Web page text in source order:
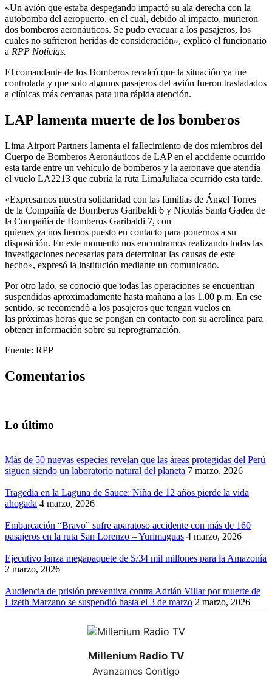
«Un avión que estaba despegando impactó su ala derecha con la
autobomba del aeropuerto, en el cual, debido al impacto, murieron
dos bomberos aeronáuticos. Se pudo evacuar a los pasajeros, los
cuales no sufrieron heridas de consideración», explicó el funcionario
a RPP Noticias.
El comandante de los Bomberos recalcó que la situación ya fue
controlada y que solo algunos pasajeros del avión fueron trasladados
a clínicas más cercanas para una rápida atención.
LAP lamenta muerte de los bomberos
Lima Airport Partners lamenta el fallecimiento de dos miembros del
Cuerpo de Bomberos Aeronáuticos de LAP en el accidente ocurrido
esta tarde entre un vehículo de bomberos y la aeronave que atendía
el vuelo LA2213 que cubría la ruta LimaJuliaca ocurrido esta tarde.
«Expresamos nuestra solidaridad con las familias de Ángel Torres
de la Compañía de Bomberos Garibaldi 6 y Nicolás Santa Gadea de
la Compañía de Bomberos Garibaldi 7, con
quienes ya nos hemos puesto en contacto para ponernos a su
disposición. En este momento nos encontramos realizando todas las
investigaciones necesarias para determinar las causas de este
hecho», expresó la institución mediante un comunicado.
Por otro lado, se conoció que todas las operaciones se encuentran
suspendidas aproximadamente hasta mañana a las 1.00 p.m. En ese
sentido, se recomendó a los pasajeros que tengan vuelos en
las próximas horas que se pongan en contacto con su aerolínea para
obtener información sobre su reprogramación.
Fuente: RPP
Comentarios
Lo último
Más de 50 nuevas especies revelan que las áreas protegidas del Perú
siguen siendo un laboratorio natural del planeta 7 marzo, 2026
Tragedia en la Laguna de Sauce: Niña de 12 años pierde la vida
ahogada 4 marzo, 2026
Embarcación “Bravo” sufre aparatoso accidente con más de 160
pasajeros en la ruta San Lorenzo – Yurimaguas 4 marzo, 2026
Ejecutivo lanza megapaquete de S/34 mil millones para la Amazonía
2 marzo, 2026
Audiencia de prisión preventiva contra Adrián Villar por muerte de
Lizeth Marzano se suspendió hasta el 3 de marzo 2 marzo, 2026
Millenium Radio TV
Avanzamos Contigo